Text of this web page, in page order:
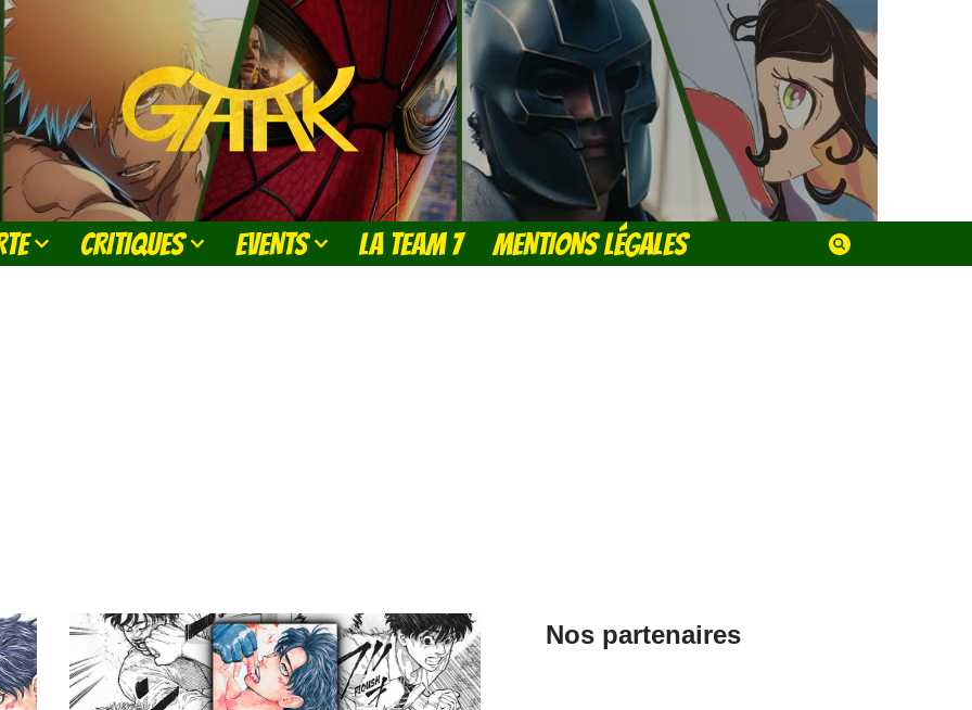
CRITIQUES EVENTS LA TEAM 7 MENTIONS LÉGALES
Nos partenaires